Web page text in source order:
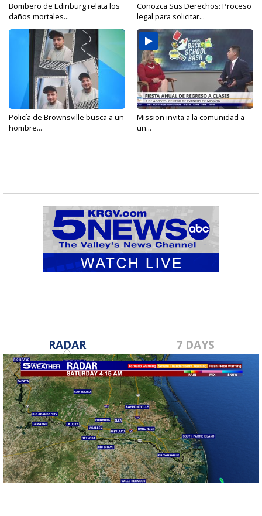
Bombero de Edinburg relata los
daños mortales...
Conozca Sus Derechos: Proceso
legal para solicitar...
Policía de Brownsville busca a un
hombre...
Mission invita a la comunidad a
un...
RADAR 7 DAYS